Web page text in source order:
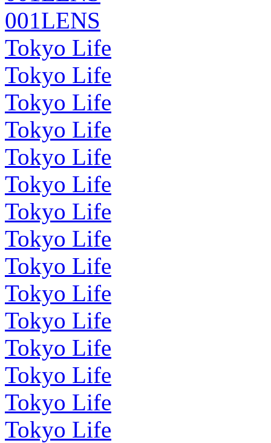
001LENS
Tokyo Life
Tokyo Life
Tokyo Life
Tokyo Life
Tokyo Life
Tokyo Life
Tokyo Life
Tokyo Life
Tokyo Life
Tokyo Life
Tokyo Life
Tokyo Life
Tokyo Life
Tokyo Life
Tokyo Life